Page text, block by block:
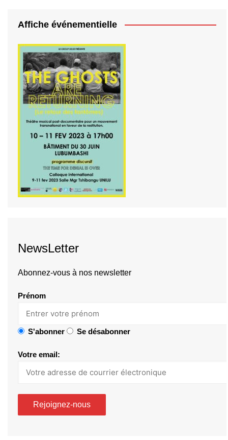
Affiche événementielle
NewsLetter
Abonnez-vous à nos newsletter
Prénom
S'abonner Se désabonner
Votre email: